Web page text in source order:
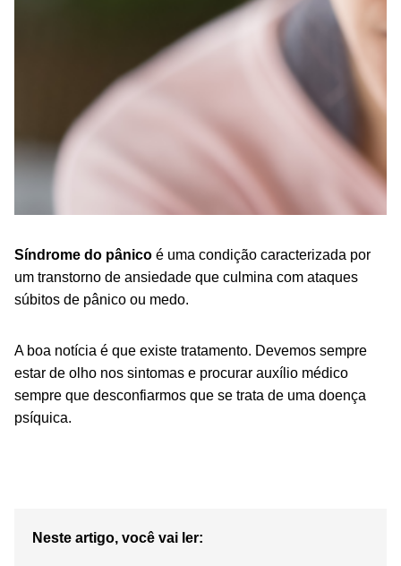
Síndrome do pânico é uma condição caracterizada por
um transtorno de ansiedade que culmina com ataques
súbitos de pânico ou medo.
A boa notícia é que existe tratamento. Devemos sempre
estar de olho nos sintomas e procurar auxílio médico
sempre que desconfiarmos que se trata de uma doença
psíquica.
Neste artigo, você vai ler: